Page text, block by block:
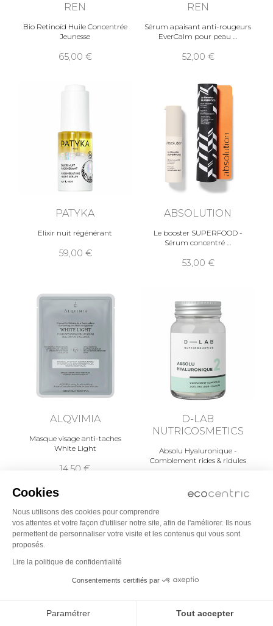
REN
Bio Retinoïd Huile Concentrée
Jeunesse
65,00
REN
Sérum apaisant anti-rougeurs
EverCalm pour peau
52,00
PATYKA
Elixir nuit régénérant
59,00
ABSOLUTION
Le booster SUPERFOOD -
Sérum concentré
53,00
ALQVIMIA
Masque visage anti-taches
White Light
14,50
D-LAB
NUTRICOSMETICS
Absolu Hyaluronique -
Comblement rides & ridules
Cookies
Nous utilisons des cookies pour comprendre
vos attentes et votre façon d'utiliser notre site, afin de l'améliorer. Ils nous
permettent de personnaliser votre visite et les contenus qui vous sont
proposés.
Lire la politique de confidentialité
Consentements certifiés par
Paramétrer Tout accepter